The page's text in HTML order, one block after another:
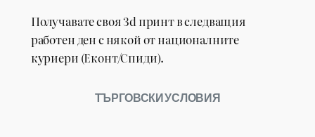
Получавате своя 3d принт в следващия
работен ден с някой от националните
куриери (Еконт/Спиди).
ТЪРГОВСКИ УСЛОВИЯ